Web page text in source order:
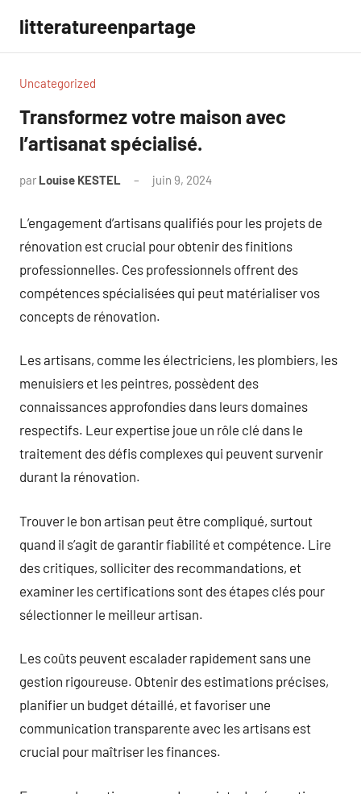
contenu
litteratureenpartage
Uncategorized
Transformez votre maison avec
l’artisanat spécialisé.
par Louise KESTEL juin 9, 2024
L’engagement d’artisans qualifiés pour les projets de
rénovation est crucial pour obtenir des finitions
professionnelles. Ces professionnels offrent des
compétences spécialisées qui peut matérialiser vos
concepts de rénovation.
Les artisans, comme les électriciens, les plombiers, les
menuisiers et les peintres, possèdent des
connaissances approfondies dans leurs domaines
respectifs. Leur expertise joue un rôle clé dans le
traitement des défis complexes qui peuvent survenir
durant la rénovation.
Trouver le bon artisan peut être compliqué, surtout
quand il s’agit de garantir fiabilité et compétence. Lire
des critiques, solliciter des recommandations, et
examiner les certifications sont des étapes clés pour
sélectionner le meilleur artisan.
Les coûts peuvent escalader rapidement sans une
gestion rigoureuse. Obtenir des estimations précises,
planifier un budget détaillé, et favoriser une
communication transparente avec les artisans est
crucial pour maîtriser les finances.